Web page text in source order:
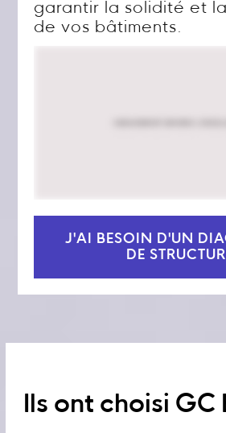
garantir la solidité et
de vos bâtiments.
J'AI BESOIN D'UN
DE
Ils ont choisi GC